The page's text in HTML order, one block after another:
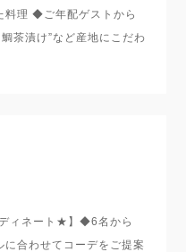
料理 ◆ご年配ゲストから
茶漬け”など産地にこだわ
ィネート★】◆6名から
合わせてコーデをご提案